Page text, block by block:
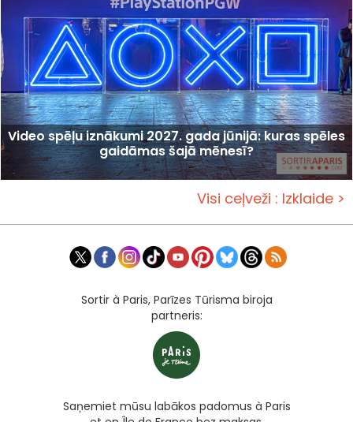
Video spēļu iznākumi 2027. gada jūnijā: kuras spēles
gaidāmas šajā mēnesī?
Visi ceļveži : Izklaide >
Sortir à Paris, Parīzes Tūrisma biroja
partneris:
Saņemiet mūsu labākos padomus à Paris